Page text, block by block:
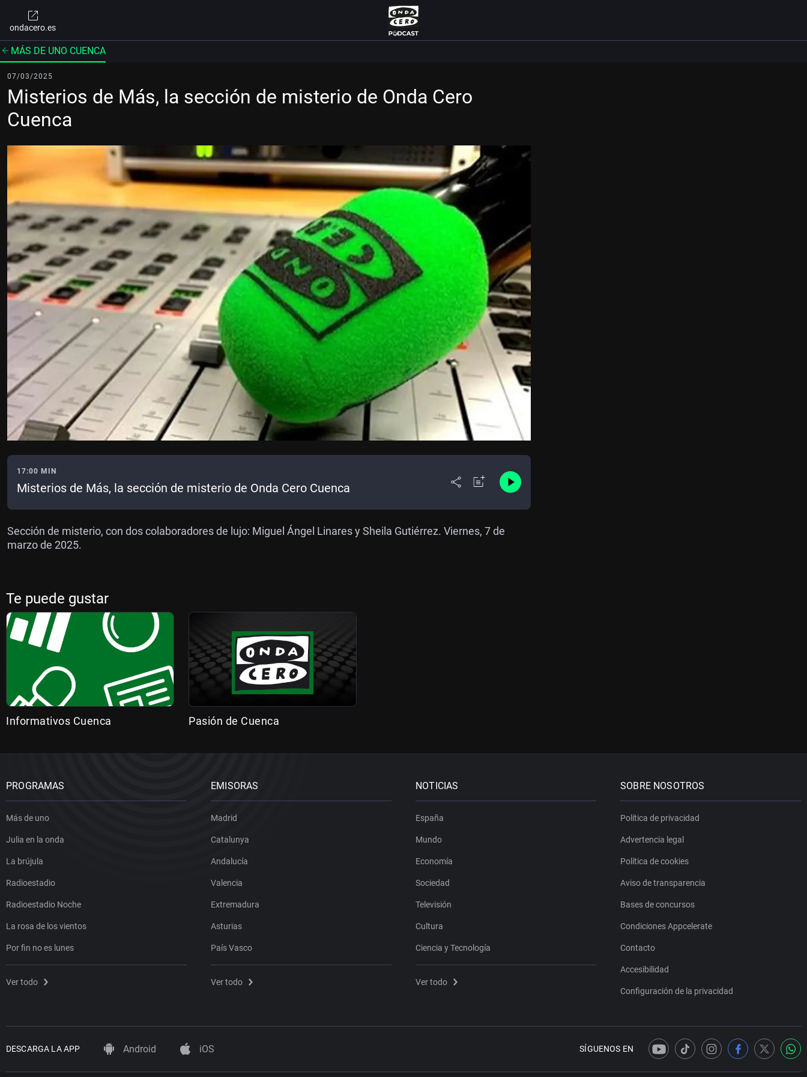
ondacero.es
MÁS DE UNO CUENCA
07/03/2025
Misterios de Más, la sección de misterio de Onda Cero
Cuenca
17:00 MIN
Misterios de Más, la sección de misterio de Onda Cero Cuenca
Sección de misterio, con dos colaboradores de lujo: Miguel Ángel Linares y Sheila Gutiérrez. Viernes, 7 de
marzo de 2025.
Te puede gustar
Informativos Cuenca Pasión de Cuenca
PROGRAMAS
Más de uno
Julia en la onda
La brújula
Radioestadio
Radioestadio Noche
La rosa de los vientos
Por fin no es lunes
Ver todo
EMISORAS
Madrid
Catalunya
Andalucía
Valencia
Extremadura
Asturias
País Vasco
Ver todo
NOTICIAS
España
Mundo
Economía
Sociedad
Televisión
Cultura
Ciencia y Tecnología
Ver todo
SOBRE NOSOTROS
Política de privacidad
Advertencia legal
Política de cookies
Aviso de transparencia
Bases de concursos
Condiciones Appcelerate
Contacto
Accesibilidad
Configuración de la privacidad
DESCARGA LA APP Android iOS SÍGUENOS EN